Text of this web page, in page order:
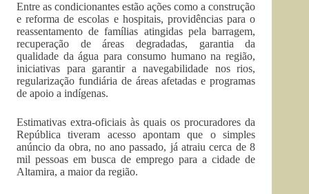
Entre as condicionantes estão ações como a construção
e reforma de escolas e hospitais, providências para o
reassentamento de famílias atingidas pela barragem,
recuperação de áreas degradadas, garantia da
qualidade da água para consumo humano na região,
iniciativas para garantir a navegabilidade nos rios,
regularização fundiária de áreas afetadas e programas
de apoio a indígenas.
Estimativas extra-oficiais às quais os procuradores da
República tiveram acesso apontam que o simples
anúncio da obra, no ano passado, já atraiu cerca de 8
mil pessoas em busca de emprego para a cidade de
Altamira, a maior da região.